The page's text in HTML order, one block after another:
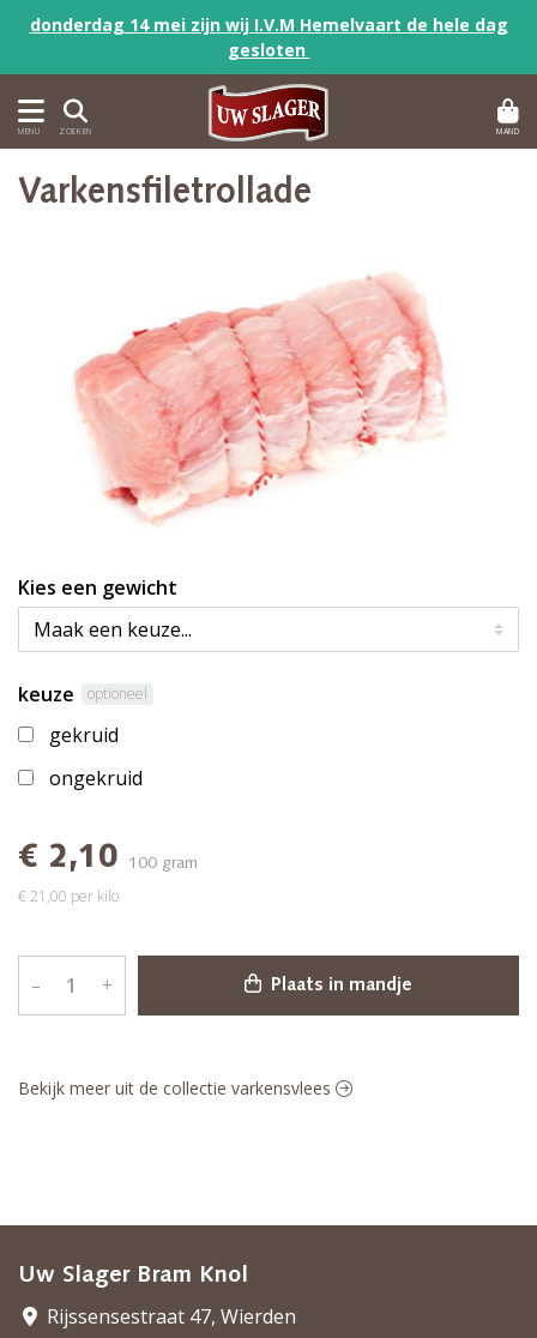
donderdag 14 mei zijn wij I.V.M Hemelvaart de hele dag
gesloten
MENU ZOEKEN MAND
Varkensfiletrollade
Kies een gewicht
keuze optioneel
gekruid
ongekruid
€ 2,10 100 gram
€ 21,00 per kilo
– + Plaats in mandje
Bekijk meer uit de collectie varkensvlees
Uw Slager Bram Knol
Rijssensestraat 47, Wierden